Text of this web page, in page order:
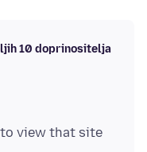
10 doprinositelja
view that site